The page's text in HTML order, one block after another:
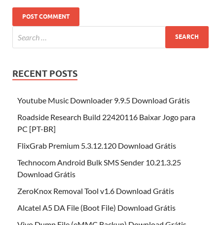
RECENT POSTS
Youtube Music Downloader 9.9.5 Download Grátis
Roadside Research Build 22420116 Baixar Jogo para
PC [PT-BR]
FlixGrab Premium 5.3.12.120 Download Grátis
Technocom Android Bulk SMS Sender 10.21.3.25
Download Grátis
ZeroKnox Removal Tool v1.6 Download Grátis
Alcatel A5 DA File (Boot File) Download Grátis